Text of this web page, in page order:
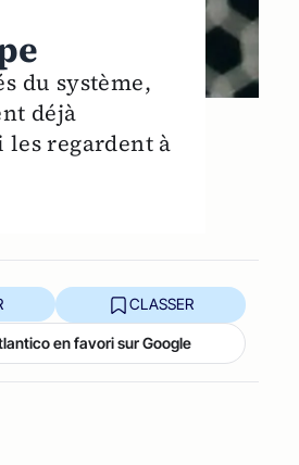
du système,
déjà
les regardent à
CLASSER
en favori sur Google